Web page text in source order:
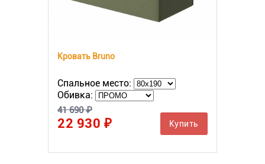
Кровать Bruno
Спальное место:
Обивка:
41 690 ₽
22 930 ₽ Купить